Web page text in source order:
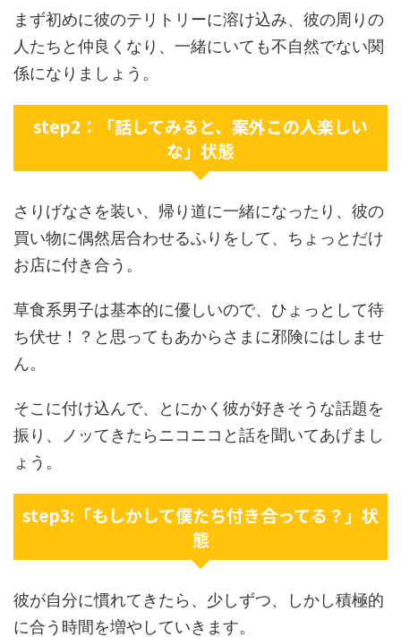
まず初めに彼のテリトリーに溶け込み、彼の周りの
人たちと仲良くなり、一緒にいても不自然でない関
係になりましょう。
step2：「話してみると、案外この人楽しい
な」状態
さりげなさを装い、帰り道に一緒になったり、彼の
買い物に偶然居合わせるふりをして、ちょっとだけ
お店に付き合う。
草食系男子は基本的に優しいので、ひょっとして待
ち伏せ！？と思ってもあからさまに邪険にはしませ
ん。
そこに付け込んで、とにかく彼が好きそうな話題を
振り、ノッてきたらニコニコと話を聞いてあげまし
ょう。
step3:「もしかして僕たち付き合ってる？」状
態
彼が自分に慣れてきたら、少しずつ、しかし積極的
に合う時間を増やしていきます。